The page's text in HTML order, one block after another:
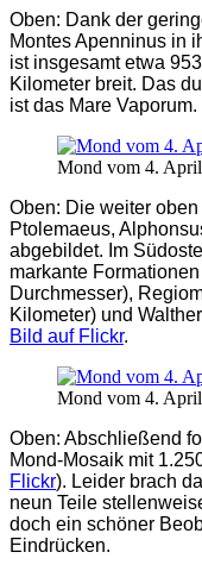
Oben: Dank der
Montes Apenninus in
ist insgesamt etwa
Kilometer breit. Das
ist das Mare Vaporum.
Mond vom 4.
Oben: Die weiter
Ptolemaeus,
abgebildet. Im
markante
Durchmesser),
Kilometer) und
Bild auf Flickr.
Mond vom 4.
Oben: Abschließend
Mond-Mosaik mit
Flickr). Leider brach
neun Teile
doch ein schöner
Eindrücken.